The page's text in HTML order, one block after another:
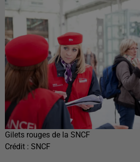
Gilets rouges de la SNCF
Crédit : SNCF